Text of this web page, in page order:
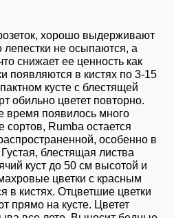
хорошо выдерживают
лепестки не осыпаются, а
снижает ее ценность как
появляются в кистях по 3-15
кусте с блестящей
обильно цветет повторно.
время появилось много
сортов, Rumba остается
особенно в
блестящая листва
куст до 50 см высотой и
цветки с красным
в кистях. Отцветшие цветки
прямо на кусте. Цветет